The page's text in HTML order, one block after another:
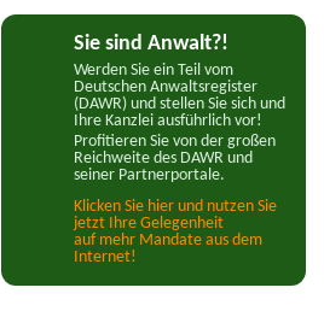
Sie sind Anwalt?!
Werden Sie ein Teil vom
Deutschen Anwaltsregister
(DAWR) und stellen Sie sich und
Ihre Kanzlei ausführlich vor!
Profitieren Sie von der großen
Reichweite des DAWR und
seiner Partnerportale.
Klicken Sie hier und nutzen Sie
jetzt Ihre Gelegenheit
auf mehr Mandate aus dem
Internet!